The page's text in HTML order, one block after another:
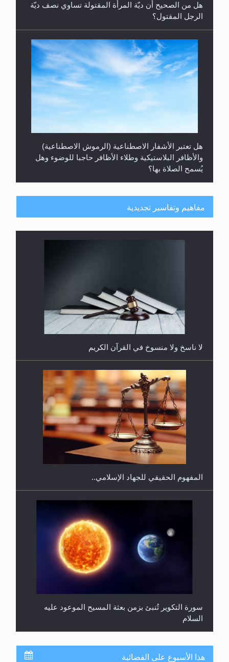
هل من الصحيح أن ديّة المرأة المقتولة تساوي نصف ديّة
الرجل المقتول؟
هل تعتبر الأشفار الاصطناعية (الرموش الاصطناعية)
والأظافر البلاستيكية وطلاء الأظافر حاجبا للوضوء وهل
يُسمح الصلاة بها؟
هل يُحسب حول الزكاة وفق السنة الميلادية أو الهجرية؟
هل يجوز فتح مشروع كوافير نسائي للمحجبات وغير
المحجبات؟
مفاهيم وتفاسير تجديدية
لا ناسخ ولا منسوخ في القرآن الكريم
المفهوم الحقيقي للجهاد الإسلامي..
سورة التكوير تُنبئ بزمن بعثة المسيح الموعود عليه
السلام
هذا الأسبوع على الفضائية